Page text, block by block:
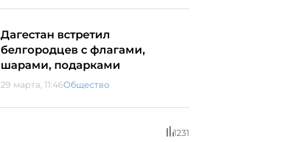
Дагестан встретил
белгородцев с флагами,
шарами, подарками
29 марта, 11:46Общество
1231